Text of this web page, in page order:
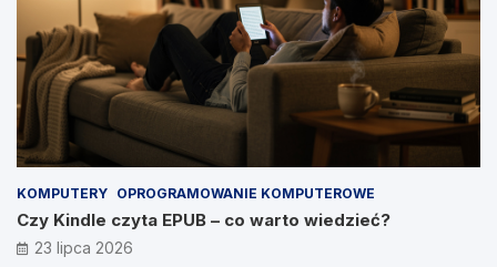
KOMPUTERY OPROGRAMOWANIE KOMPUTEROWE
Czy Kindle czyta EPUB – co warto wiedzieć?
23 lipca 2026